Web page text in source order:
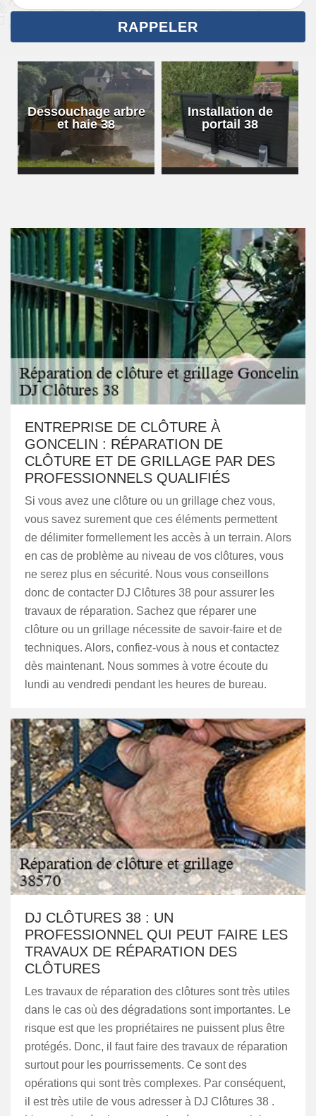
Dessouchage arbre
et haie 38
Installation de
portail 38
ENTREPRISE DE CLÔTURE À
GONCELIN : RÉPARATION DE
CLÔTURE ET DE GRILLAGE PAR DES
PROFESSIONNELS QUALIFIÉS
Si vous avez une clôture ou un grillage chez vous,
vous savez surement que ces éléments permettent
de délimiter formellement les accès à un terrain. Alors
en cas de problème au niveau de vos clôtures, vous
ne serez plus en sécurité. Nous vous conseillons
donc de contacter DJ Clôtures 38 pour assurer les
travaux de réparation. Sachez que réparer une
clôture ou un grillage nécessite de savoir-faire et de
techniques. Alors, confiez-vous à nous et contactez
dès maintenant. Nous sommes à votre écoute du
lundi au vendredi pendant les heures de bureau.
DJ CLÔTURES 38 : UN
PROFESSIONNEL QUI PEUT FAIRE LES
TRAVAUX DE RÉPARATION DES
CLÔTURES
Les travaux de réparation des clôtures sont très utiles
dans le cas où des dégradations sont importantes. Le
risque est que les propriétaires ne puissent plus être
protégés. Donc, il faut faire des travaux de réparation
surtout pour les pourrissements. Ce sont des
opérations qui sont très complexes. Par conséquent,
il est très utile de vous adresser à DJ Clôtures 38 .